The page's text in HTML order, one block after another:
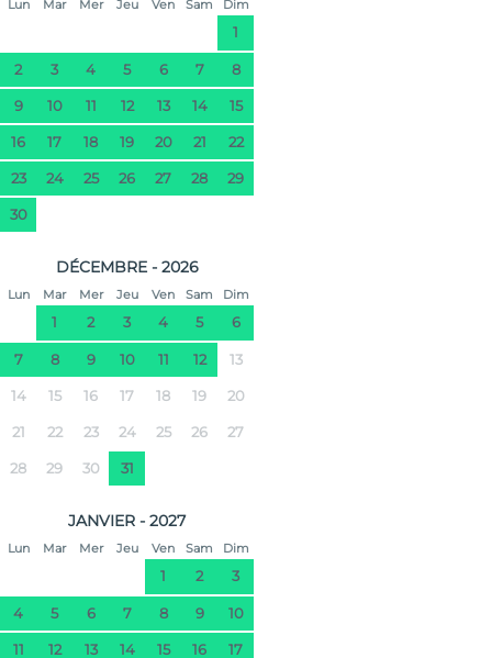
Lun Mar Mer Jeu Ven Sam Dim
1
2 3 4 5 6 7 8
9 10 11 12 13 14 15
16 17 18 19 20 21 22
23 24 25 26 27 28 29
30
DÉCEMBRE - 2026
Lun Mar Mer Jeu Ven Sam Dim
1 2 3 4 5 6
7 8 9 10 11 12 13
14 15 16 17 18 19 20
21 22 23 24 25 26 27
28 29 30 31
JANVIER - 2027
Lun Mar Mer Jeu Ven Sam Dim
1 2 3
4 5 6 7 8 9 10
11 12 13 14 15 16 17